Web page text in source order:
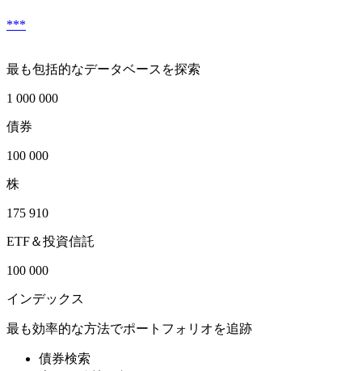
***
最も包括的なデータベースを探索
1 000 000
債券
100 000
株
175 910
ETF＆投資信託
100 000
インデックス
最も効率的な方法でポートフォリオを追跡
債券検索